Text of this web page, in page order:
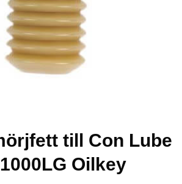
till Con Lube
Oilkey